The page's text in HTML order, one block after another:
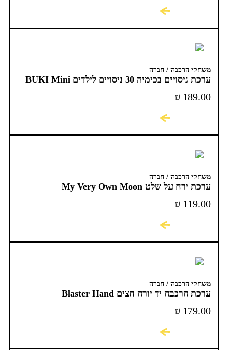
משחקי הרכבה / חברה
ערכת ניסויים בכימיה 30 ניסויים לילדים BUKI Mini
Chemistry
₪ 189.00
משחקי הרכבה / חברה
ערכת ירח על שלט My Very Own Moon
₪ 119.00
משחקי הרכבה / חברה
ערכת הרכבה יד יורה חצים Blaster Hand
₪ 179.00